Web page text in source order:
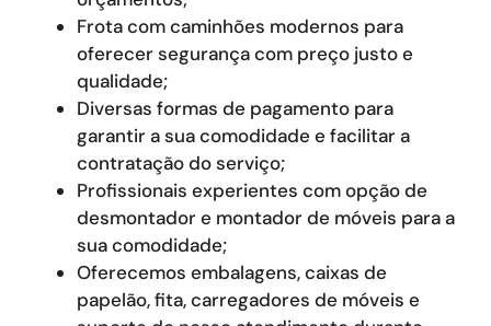
Frota com caminhões modernos para
oferecer segurança com preço justo e
qualidade;
Diversas formas de pagamento para
garantir a sua comodidade e facilitar a
contratação do serviço;
Profissionais experientes com opção de
desmontador e montador de móveis para a
sua comodidade;
Oferecemos embalagens, caixas de
papelão, fita, carregadores de móveis e